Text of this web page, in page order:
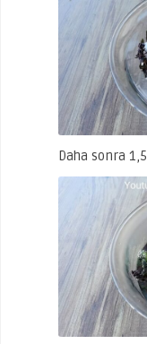
Daha sonra